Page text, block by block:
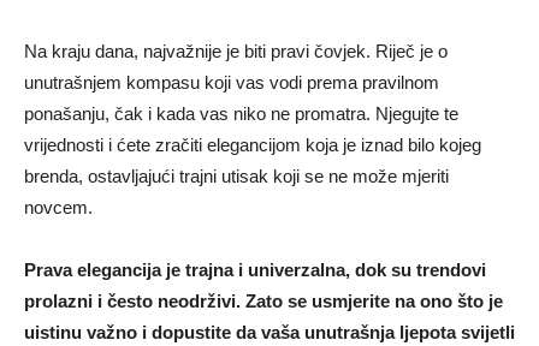
Na kraju dana, najvažnije je biti pravi čovjek. Riječ je o
unutrašnjem kompasu koji vas vodi prema pravilnom
ponašanju, čak i kada vas niko ne promatra. Njegujte te
vrijednosti i ćete zračiti elegancijom koja je iznad bilo kojeg
brenda, ostavljajući trajni utisak koji se ne može mjeriti
novcem.
Prava elegancija je trajna i univerzalna, dok su trendovi
prolazni i često neodrživi. Zato se usmjerite na ono što je
uistinu važno i dopustite da vaša unutrašnja ljepota svijetli